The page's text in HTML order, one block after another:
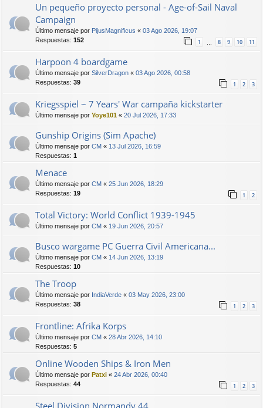
Un pequeño proyecto personal - Age-of-Sail Naval
Campaign
Último mensaje por PijusMagnificus « 03 Ago 2026, 19:07
Respuestas: 152 1 8 9 10 11
Harpoon 4 boardgame
Último mensaje por SilverDragon « 03 Ago 2026, 00:58
Respuestas: 39 1 2 3
Kriegsspiel ~ 7 Years' War campaña kickstarter
Último mensaje por Yoye101 « 20 Jul 2026, 17:33
Gunship Origins (Sim Apache)
Último mensaje por CM « 13 Jul 2026, 16:59
Respuestas: 1
Menace
Último mensaje por CM « 25 Jun 2026, 18:29
Respuestas: 19 1 2
Total Victory: World Conflict 1939-1945
Último mensaje por CM « 19 Jun 2026, 20:57
Busco wargame PC Guerra Civil Americana...
Último mensaje por CM « 14 Jun 2026, 13:19
Respuestas: 10
The Troop
Último mensaje por IndiaVerde « 03 May 2026, 23:00
Respuestas: 38 1 2 3
Frontline: Afrika Korps
Último mensaje por CM « 28 Abr 2026, 14:10
Respuestas: 5
Online Wooden Ships & Iron Men
Último mensaje por Patxi « 24 Abr 2026, 00:40
Respuestas: 44 1 2 3